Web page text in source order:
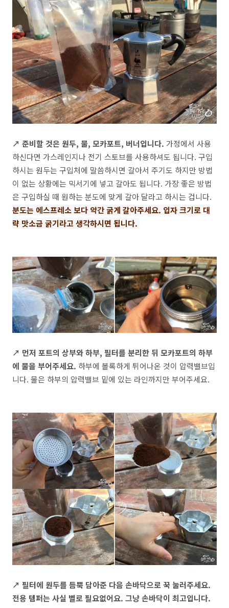
↗ 준비할 것은 원두, 물, 모카포트, 버너입니다. 가정에서 사용
하신다면 가스레인지나 전기 스토브를 사용하셔도 됩니다. 구입
하시는 원두는 구입처에 말씀하시면 갈아서 주기도 하지만 방법
이 없는 상황에는 믹서기에 넣고 갈아도 됩니다. 가장 좋은 방법
은 구입하실 때 원하는 분도에 맞게 갈아 달라고 하시는 겁니다.
분도는 에스프레소 보다 약간 굵게 갈아주세요. 입자 크기로 대
략 맛소금 굵기라고 생각하시면 됩니다.
↗ 먼저 포트의 상부와 하부, 필터를 분리한 뒤 모카포트의 하부
에 물을 부어주세요. 하부에 볼록하게 튀어나온 것이 압력밸브입
니다. 물은 하부의 압력밸브 밑에 있는 라인까지만 부어주세요.
↗ 필터에 원두를 듬뿍 담아준 다음 손바닥으로 꾹 눌러주세요.
전용 템퍼는 사실 별로 필요없어요. 그냥 손바닥이 최고입니다.